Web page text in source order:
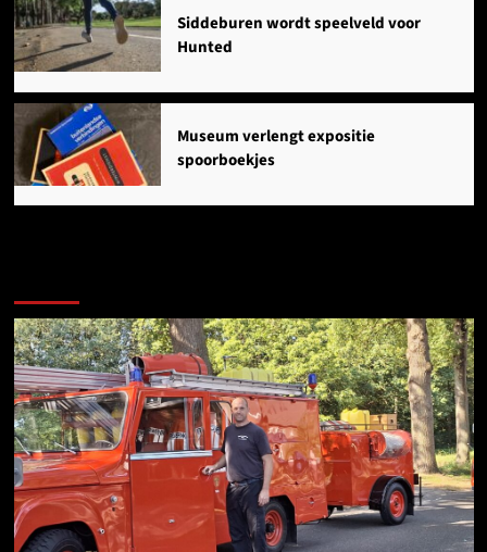
Siddeburen wordt speelveld voor
Hunted
Museum verlengt expositie
spoorboekjes